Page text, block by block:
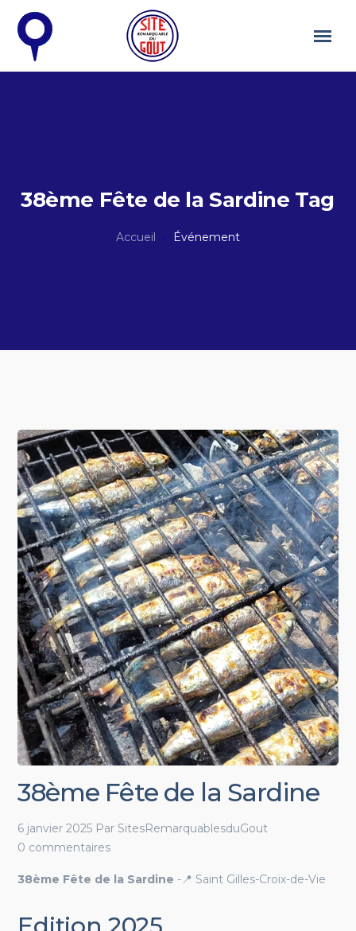
38ème Fête de la Sardine Tag
Accueil Événement
38ème Fête de la Sardine
6 janvier 2025 Par SitesRemarquablesduGout
0 commentaires
38ème Fête de la Sardine -📍 Saint Gilles-Croix-de-Vie